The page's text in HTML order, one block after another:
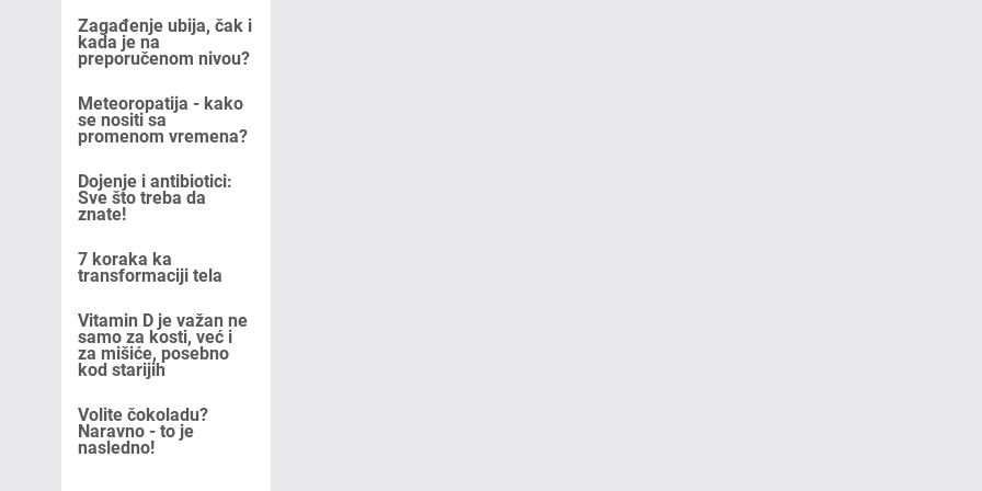
Zagađenje ubija, čak i
kada je na
preporučenom nivou?
Meteoropatija - kako
se nositi sa
promenom vremena?
Dojenje i antibiotici:
Sve što treba da
znate!
7 koraka ka
transformaciji tela
Vitamin D je važan ne
samo za kosti, već i
za mišiće, posebno
kod starijih
Volite čokoladu?
Naravno - to je
nasledno!